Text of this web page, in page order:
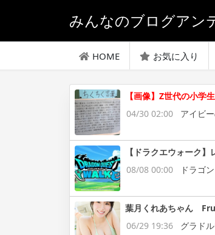
みんなのブログアン
HOME お気に入り
【画像】Z世代の小学
04/30 02:00
アイビ
【ドラクエウォーク
08/08 00:00
ドラゴ
葉月くれあちゃん
06/29 19:36
グラド